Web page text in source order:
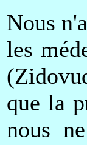
Nous
les
que la
nous